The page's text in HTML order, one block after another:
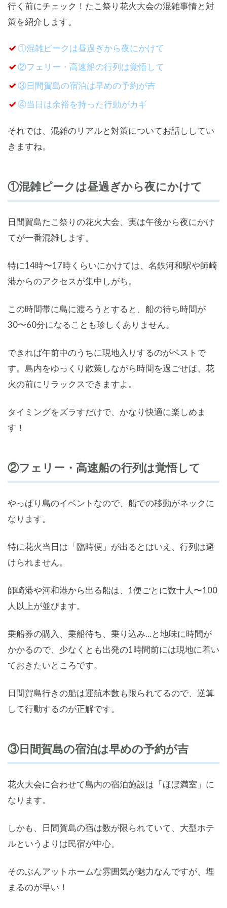
行く前にチェック！たこ祭り花火大会の混雑事情と対
策を紹介します。
①混雑ピークは昼過ぎから夜にかけて
②フェリー・高速船の行列は覚悟して
③日間賀島の宿泊は早めの予約が吉
④当日は余裕を持った行動がカギ
それでは、混雑のリアルと対策についてお話ししてい
きますね。
①混雑ピークは昼過ぎから夜にかけて
日間賀島たこ祭りの花火大会、実は午後から夜にかけ
てが一番混雑します。
特に14時〜17時くらいにかけては、名鉄河和駅や師崎
港からのアクセスが集中しがち。
この時間帯に島に渡ろうとすると、船の待ち時間が
30〜60分になることも珍しくありません。
できれば午前中のうちに現地入りするのがベストで
す。島内をゆっくり散策しながら時間を過ごせば、花
火の前にリラックスできますよ。
タイミングをズラすだけで、かなり快適に楽しめま
す！
②フェリー・高速船の行列は覚悟して
やっぱり島のイベントなので、船での移動がネックに
なります。
特に花火当日は「臨時便」が出るとはいえ、行列は避
けられません。
師崎港や河和港から出る船は、1便ごとに数十人〜100
人以上が並びます。
乗船券の購入、乗船待ち、乗り込み…と地味に時間が
かかるので、少なくとも出発の1時間前には現地に着い
ておきたいところです。
日間賀島行きの船は運航本数も限られてるので、逆算
して行動するのが正解です。
③日間賀島の宿泊は早めの予約が吉
花火大会に合わせて島内の宿泊施設は「ほぼ満室」に
なります。
しかも、日間賀島の宿は数が限られていて、大型ホテ
ルというよりは民宿が中心。
そのぶんアットホームな雰囲気が魅力なんですが、埋
まるのが早い！